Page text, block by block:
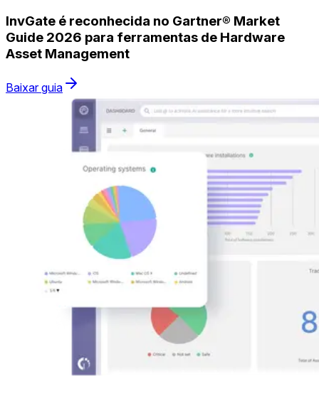
InvGate é reconhecida no Gartner® Market
Guide 2026 para ferramentas de Hardware
Asset Management
Baixar guia